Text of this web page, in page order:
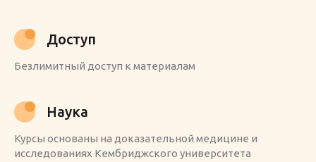
Доступ
Безлимитный доступ к материалам
Наука
Курсы основаны на доказательной медицине и
исследованиях Кембриджского университета